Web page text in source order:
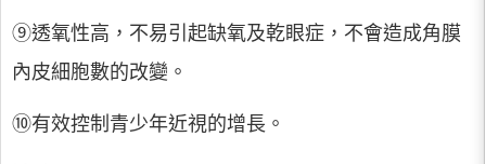
⑨透氧性高，不易引起缺氧及乾眼症，不會造成角膜
內皮細胞數的改變。
⑩有效控制青少年近視的增長。